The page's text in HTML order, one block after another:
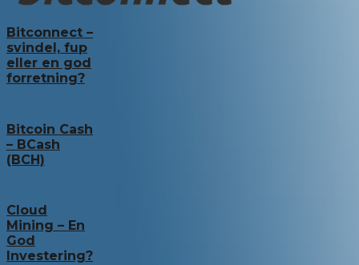
Bitconnect –
svindel, fup
eller en god
forretning?
Bitcoin Cash
– BCash
(BCH)
Cloud
Mining – En
God
Investering?